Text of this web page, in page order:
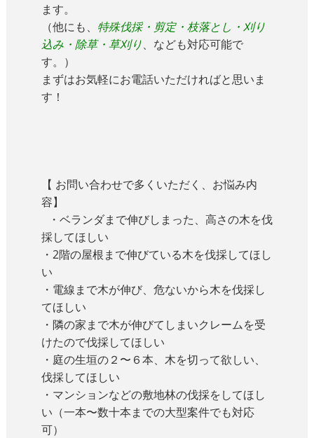
ます。
（他にも、 特殊伐採・剪定・枝落とし・刈り
込み・除草・草刈り、なども対応可能で
す。）
まずはお気軽にお電話いただければと思いま
す！
【 お問い合わせで多くいただく、お悩み内
容】
・ベランダまで伸びしまった、高さの木を伐
採してほしい
・2階の屋根まで伸びている木を伐採してほし
い
・電線まで木が伸び、危ないから木を伐採し
てほしい
・隣の家まで木が伸びてしまいクレームを受
けたので伐採してほしい
・庭の生垣の２〜６本、木を切って欲しい、
伐採してほしい
・マンションなどの敷地林の伐採をしてほし
い（一本〜数十本までの大型案件でも対応
可）